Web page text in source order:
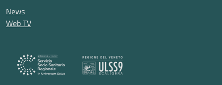
News
Web TV